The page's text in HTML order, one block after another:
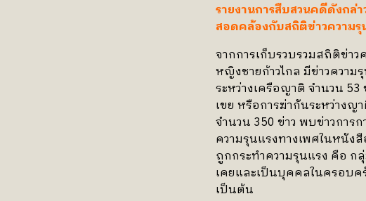
รายงานการสืบสวนคดีดังกล่
สอดคล้องกับสถิติข่าวความรุ
จากการเก็บรวบรวมสถิติข่า
หญิงชายก้าวไกล มีข่าวความ
ระหว่างเครือญาติ จำนวน
เขย หรือการฆ่ากันระหว่างญ
จำนวน 350 ข่าว พบข่าวการ
ความรุนแรงทางเพศในหนัง
ถูกกระทำความรุนแรง คือ ก
เคยและเป็นบุคคลในครอบค
เป็นต้น